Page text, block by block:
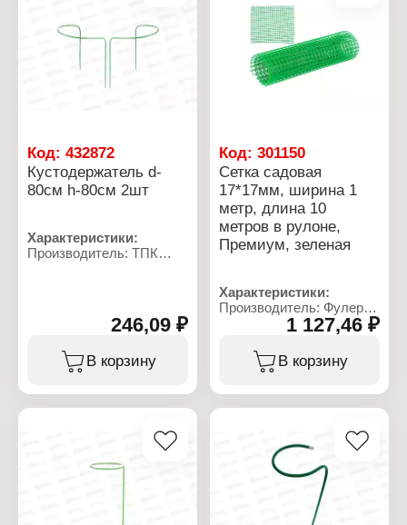
Код: 432872
Кустодержатель d-
80см h-80см 2шт
Характеристики:
Производитель: ТПК
Диаметр: 80 см
Высота: 80 см
Материал: металл, ПВХ
Цвет: зеленый
246,09 ₽
В корзину
Код:301150
Сетка садовая
17*17мм, ширина 1
метр, длина 10
метров в рулоне,
Премиум, зеленая
Характеристики:
Производитель: Фулерен
Тип товара: Сетка
Вариация: Премиум
Размер ячеек: 17х17 мм
1 127,46 ₽
В корзину